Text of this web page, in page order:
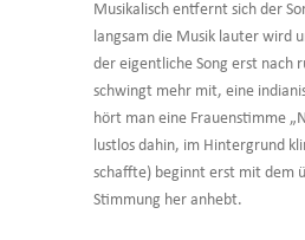
Musikalisch entfernt sich der
langsam die Musik lauter wird
der eigentliche Song erst nach
schwingt mehr mit, eine
hört man eine Frauenstimme
lustlos dahin, im Hintergrund
schaffte) beginnt erst mit dem
Stimmung her anhebt.